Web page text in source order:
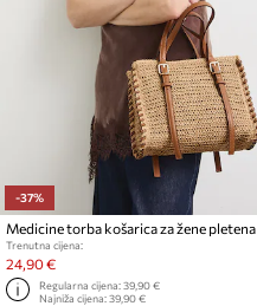
-37%
Medicine torba košarica za žene pletena
Trenutna cijena:
24,90 €
Regularna cijena:39,90 €
Najniža cijena:39,90 €